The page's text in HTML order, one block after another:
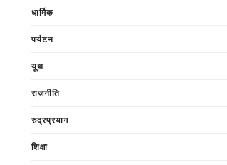
धार्मिक
पर्यटन
यूथ
राजनीति
रुद्रप्रयाग
शिक्षा